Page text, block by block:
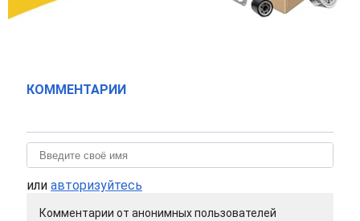
КОММЕНТАРИИ
или авторизуйтесь
Комментарии от анонимных пользователей